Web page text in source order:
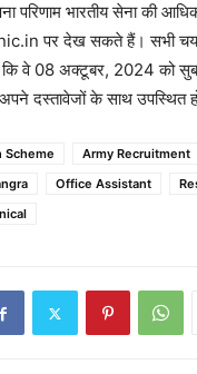
परिणाम भारतीय सेना की
पर देख सकते हैं। सभी
कि वे 08 अक्टूबर, 2024 को
दस्तावेजों के साथ उपस्थित
Scheme Army Recruitment
Office Assistant